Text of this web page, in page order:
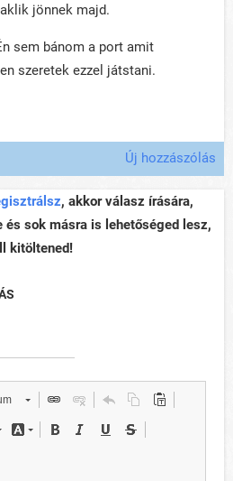
jönnek majd.
sem bánom a port amit
szeretek ezzel játstani.
Új hozzászólás
, akkor válasz írására,
és sok másra is lehetőséged lesz,
kitöltened!